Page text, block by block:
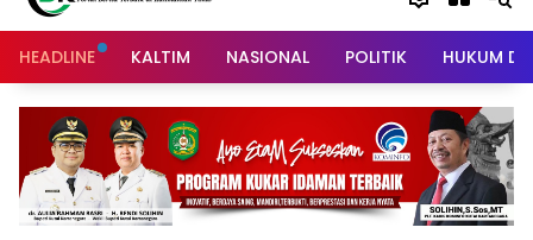
HEADLINE KALTIM NASIONAL POLITIK HUKUM